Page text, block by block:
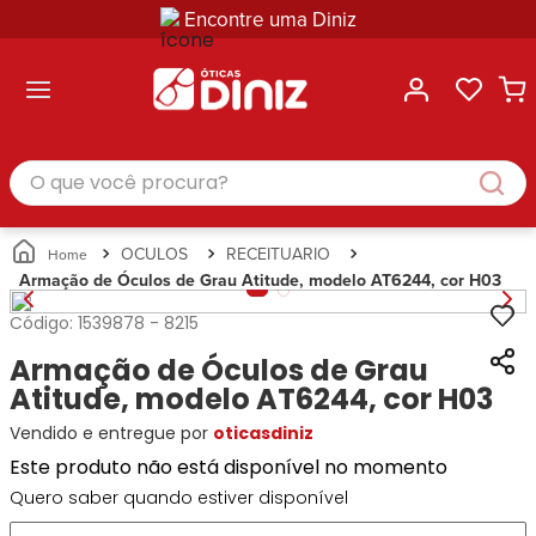
Encontre uma Diniz
Masculino
Feminino
Infantil
Unissex
Busque
Por
Marcas
Hickmann
Bulget
Miu-
Miu
Guess
Categorias
Masculino
Feminino
Infantil
Unissex
Busque
Por
Ray-
Ban
Prada
Hickmann
Tecnol
Correntes
para
Óculos
Estojos
para
Óculos
Soluções
e
Cuidados
Busque
Ray-
Ban
Armani
Tommy
Hilfiger
Ana
Hickmann
Guess
Speedo
Categoria
Armações
de Óculos
Óculos
de Sol
para
Estojo
para
Óculos
Gênero
Masculino
O que você procura?
OCULOS
RECEITUARIO
Armação de Óculos de Grau Atitude, modelo AT6244, cor H03
Código: 1539878 - 8215
Armação de Óculos de Grau
Atitude, modelo AT6244, cor H03
Vendido e entregue por oticasdiniz
Este produto não está disponível no momento
Quero saber quando estiver disponível